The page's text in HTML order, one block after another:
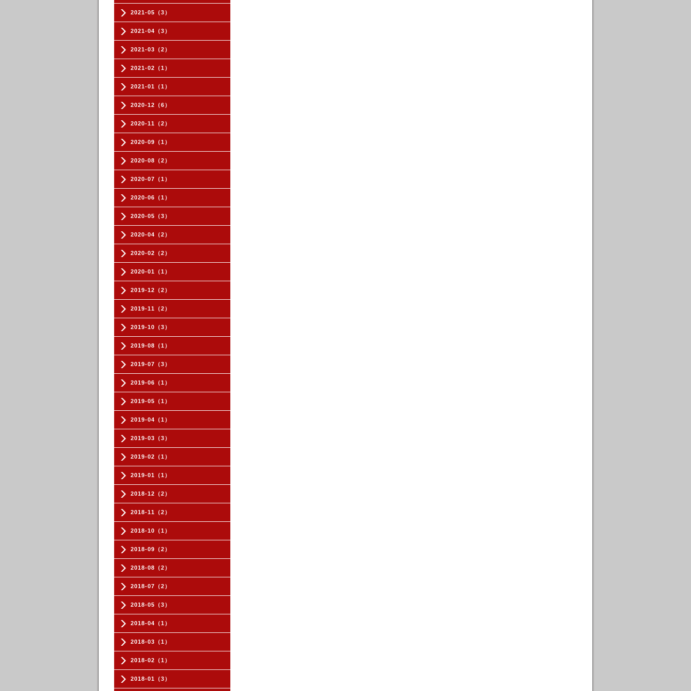
2021-05（3）
2021-04（3）
2021-03（2）
2021-02（1）
2021-01（1）
2020-12（6）
2020-11（2）
2020-09（1）
2020-08（2）
2020-07（1）
2020-06（1）
2020-05（3）
2020-04（2）
2020-02（2）
2020-01（1）
2019-12（2）
2019-11（2）
2019-10（3）
2019-08（1）
2019-07（3）
2019-06（1）
2019-05（1）
2019-04（1）
2019-03（3）
2019-02（1）
2019-01（1）
2018-12（2）
2018-11（2）
2018-10（1）
2018-09（2）
2018-08（2）
2018-07（2）
2018-05（3）
2018-04（1）
2018-03（1）
2018-02（1）
2018-01（3）